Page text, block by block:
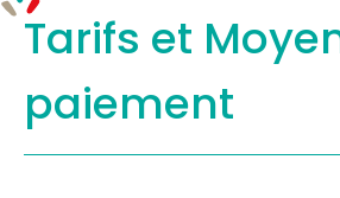
Tarifs et
paiement